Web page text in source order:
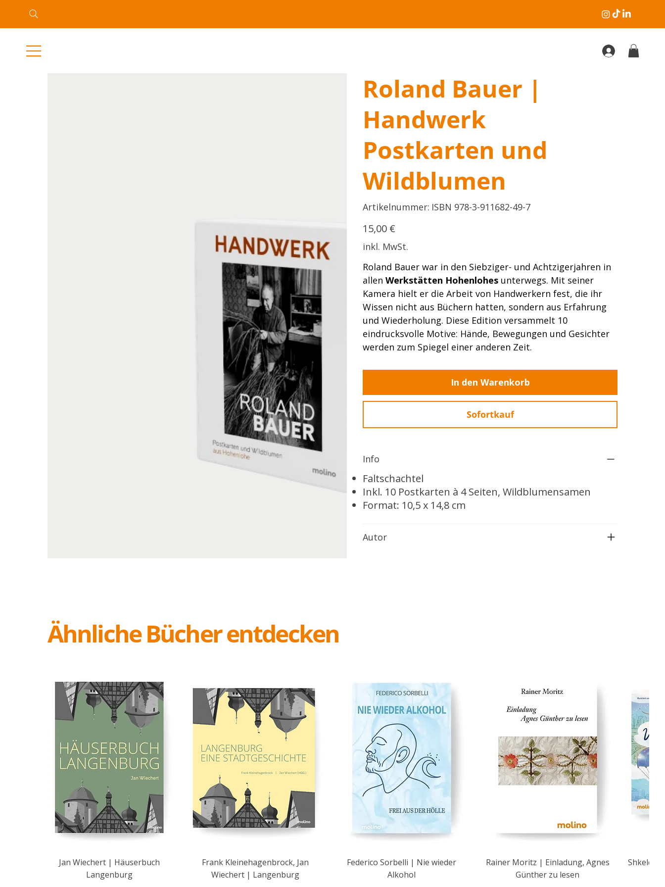
Roland Bauer |
Handwerk
Postkarten und
Wildblumen
Artikelnummer:
ISBN
ISBN 978-3-911682-49-7
Preis
15,00 €
inkl. MwSt.
Roland Bauer war in den Siebziger- und Achtzigerjahren in
allen Werkstätten Hohenlohesunterwegs. Mit seiner
Kamera hielt er die Arbeit von Handwerkern fest, die ihr
Wissen nicht aus Büchern hatten, sondern aus Erfahrung
und Wiederholung. Diese Edition versammelt 10
eindrucksvolle Motive: Hände, Bewegungen und Gesichter
werden zum Spiegel einer anderen Zeit.
In den Warenkorb
Sofortkauf
Info
Faltschachtel
Inkl. 10 Postkarten à 4 Seiten, Wildblumensamen
Format: 10,5 x 14,8 cm
Autor
Ähnliche Bücher entdecken
Jan Wiechert | Häuserbuch
Langenburg
Frank Kleinehagenbrock, Jan
Wiechert | Langenburg
Federico Sorbelli | Nie wieder
Alkohol
Rainer Moritz | Einladung, Agnes
Günther zu lesen